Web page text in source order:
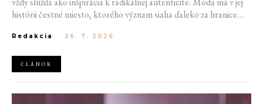
histórii čestné miesto, ktorého význam siaha ďaleko za hranice
postihom a nebezpečenstvu, fungovalo práve oblečenie ako tichý
jeden druhého a vďaka veľkolepej ballroom scéne mali aj ľudia na
okraji spoločnosti priestor zažiariť na mólach. Ako sa queer
Redakcia - 26. 7. 2026
ČLÁNOK